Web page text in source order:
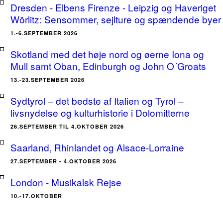
Dresden - Elbens Firenze - Leipzig og Haveriget
Wörlitz: Sensommer, sejlture og spændende byer
1.-6.SEPTEMBER 2026
Skotland med det høje nord og øerne Iona og
Mull samt Oban, Edinburgh og John O´Groats
13.-23.SEPTEMBER 2026
Sydtyrol – det bedste af Italien og Tyrol –
livsnydelse og kulturhistorie i Dolomitterne
26.SEPTEMBER TIL 4.OKTOBER 2026
Saarland, Rhinlandet og Alsace-Lorraine
27.SEPTEMBER - 4.OKTOBER 2026
London - Musikalsk Rejse
10.-17.OKTOBER